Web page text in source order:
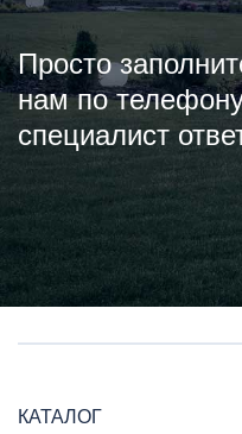
Просто
нам по
специалист
КАТАЛОГ